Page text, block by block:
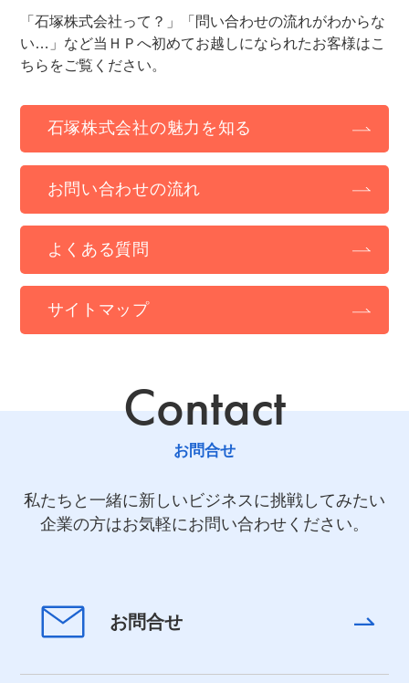
「石塚株式会社って？」「問い合わせの流れがわからな
い…」など当ＨＰへ初めてお越しになられたお客様はこ
ちらをご覧ください。
石塚株式会社の魅力を知る
お問い合わせの流れ
よくある質問
サイトマップ
Contact
お問合せ
私たちと一緒に新しいビジネスに挑戦してみたい
企業の方はお気軽にお問い合わせください。
お問合せ